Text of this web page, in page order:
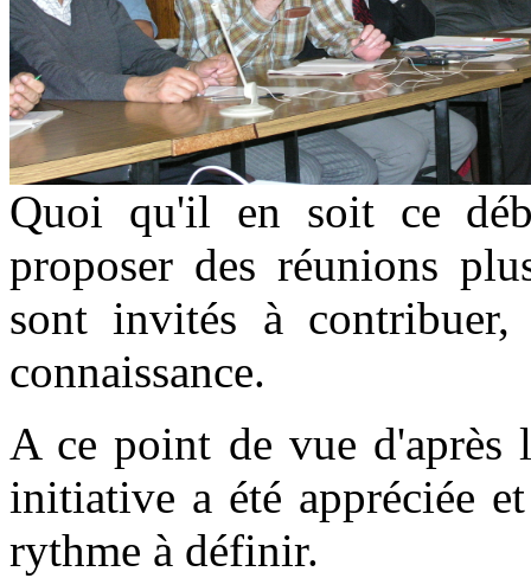
Quoi qu'il en soit ce
proposer des réunions
sont invités à
connaissance.
A ce point de vue d'après
initiative a été appréciée
rythme à définir.